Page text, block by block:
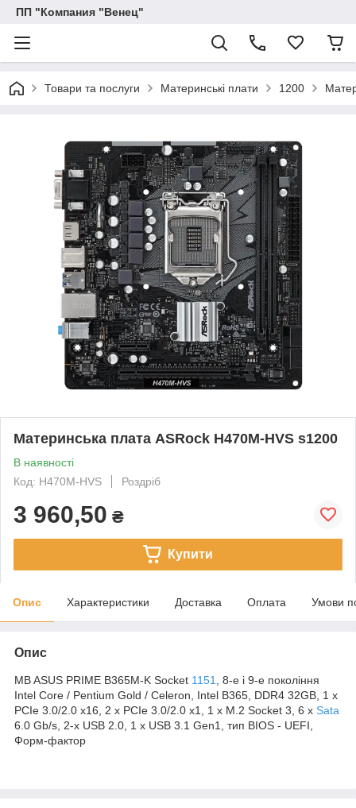
ПП "Компания "Венец"
Товари та послуги Материнські плати 1200
Материнська плата ASRock H470M-HVS s1200
В наявності
Код: H470M-HVS
Роздріб
3 960,50 ₴
Купити
Опис Характеристики Доставка Оплата Умови
Опис
MB ASUS PRIME B365M-K Socket 1151
, 8-е і 9-е покоління
Intel Core / Pentium Gold / Celeron, Intel В365, DDR4 32GB, 1 x
PCIe 3.0/2.0 x16, 2 x PCIe 3.0/2.0 x1, 1 x M.2 Socket 3, 6 x Sata
6.0 Gb/s, 2-х USB 2.0, 1 x USB 3.1 Gen1, тип BIOS - UEFI,
Форм-фактор